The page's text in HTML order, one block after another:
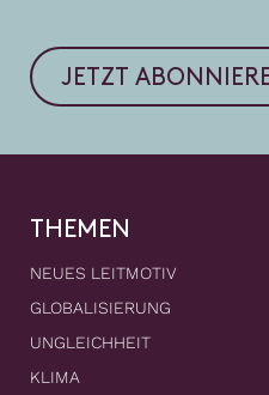
JETZT
THEMEN
NEUES LEITMOTIV
GLOBALISIERUNG
UNGLEICHHEIT
KLIMA